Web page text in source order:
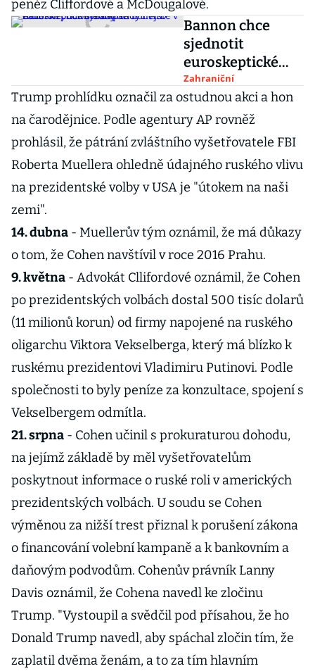
peněz Cliffordové a McDougalové.
Bannon chce
sjednotit
euroskeptické
hlasy. Tady nejste
v Americe,
odmítá nápad lídr
AfD
Zahraniční
Trump prohlídku označil za ostudnou akci a hon
na čarodějnice. Podle agentury AP rovněž
prohlásil, že pátrání zvláštního vyšetřovatele FBI
Roberta Muellera ohledně údajného ruského vlivu
na prezidentské volby v USA je "útokem na naši
zemi".
14. dubna - Muellerův tým oznámil, že má důkazy
o tom, že Cohen navštívil v roce 2016 Prahu.
9. května - Advokát Cllifordové oznámil, že Cohen
po prezidentských volbách dostal 500 tisíc dolarů
(11 milionů korun) od firmy napojené na ruského
oligarchu Viktora Vekselberga, který má blízko k
ruskému prezidentovi Vladimiru Putinovi. Podle
společnosti to byly peníze za konzultace, spojení s
Vekselbergem odmítla.
21. srpna - Cohen učinil s prokuraturou dohodu,
na jejímž základě by měl vyšetřovatelům
poskytnout informace o ruské roli v amerických
prezidentských volbách. U soudu se Cohen
výměnou za nižší trest přiznal k porušení zákona
o financování volební kampaně a k bankovním a
daňovým podvodům. Cohenův právník Lanny
Davis oznámil, že Cohena navedl ke zločinu
Trump. "Vystoupil a svědčil pod přísahou, že ho
Donald Trump navedl, aby spáchal zločin tím, že
zaplatil dvěma ženám, a to za tím hlavním